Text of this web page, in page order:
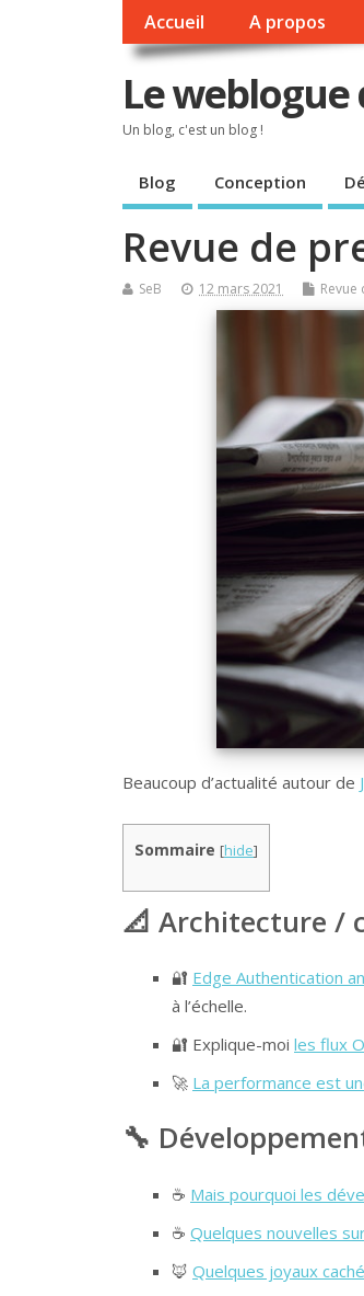
Accueil A propos
Le weblogue
Un blog, c'est un blog !
Blog Conception
Revue de
SeB 12 mars 2021 Revue
Beaucoup d’actualité autour de
Sommaire [hide]
📐 Architecture /
🔐 Edge Authentication
à l’échelle.
🔐 Explique-moi les flux
🚀 La performance est
🔧
☕ Mais pourquoi les
☕ Quelques nouvelles
🦊 Quelques joyaux